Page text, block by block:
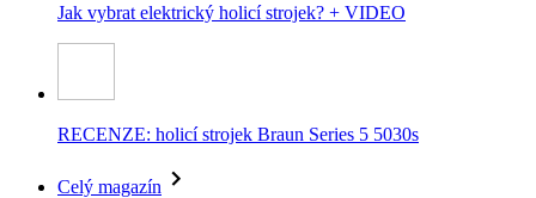
Jak vybrat elektrický holicí strojek? + VIDEO
RECENZE: holicí strojek Braun Series 5 5030s
Celý magazín